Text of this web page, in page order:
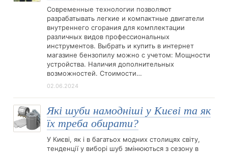
Современные технологии позволяют
разрабатывать легкие и компактные двигатели
внутреннего сгорания для комплектации
различных видов профессиональных
инструментов. Выбрать и купить в интернет
магазине бензопилу можно с учетом: Мощности
устройства. Наличия дополнительных
возможностей. Стоимости…
02.06.2024
Які шуби намодніші у Києві та як
їх треба обирати?
У Києві, як і в багатьох модних столицях світу,
тенденції у виборі шуб змінюються з сезону в